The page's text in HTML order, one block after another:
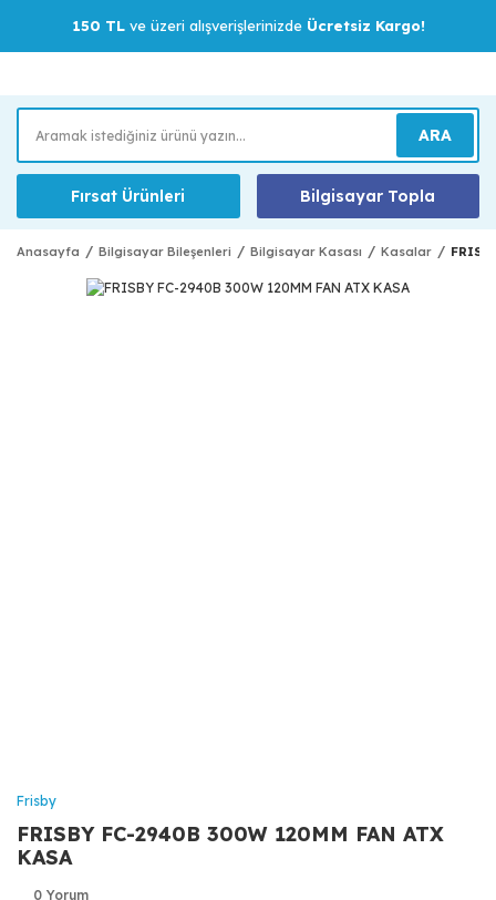
150 TLve üzeri alışverişlerinizde Ücretsiz Kargo!
ARA
Fırsat Ürünleri Bilgisayar Topla
Anasayfa Bilgisayar Bileşenleri Bilgisayar Kasası Kasalar
Frisby
FRISBY FC-2940B 300W 120MM FAN ATX
KASA
0 Yorum